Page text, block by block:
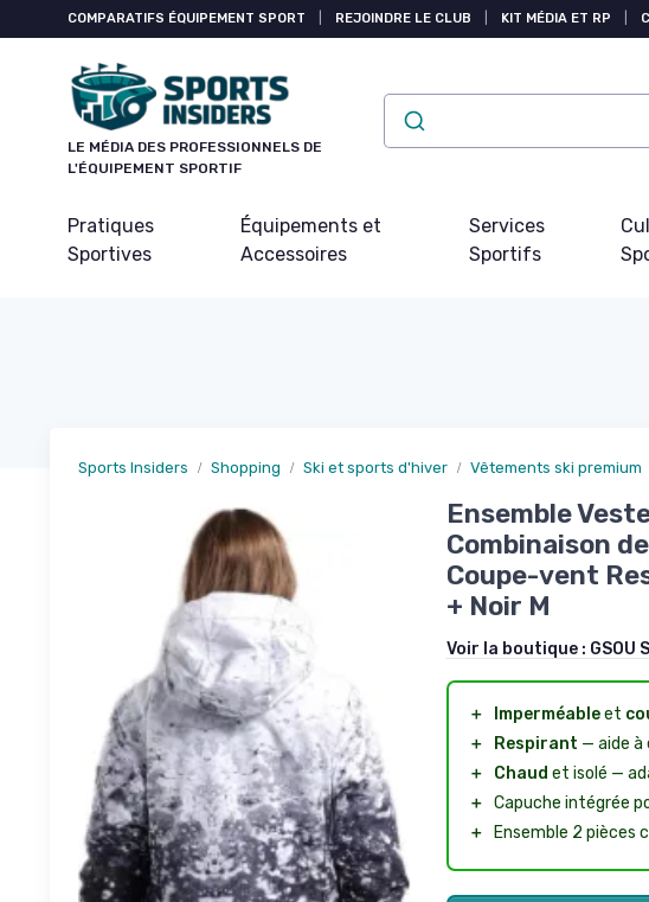
COMPARATIFS ÉQUIPEMENT SPORT REJOINDRE LE CLUB KIT MÉDIA ET RP
LE MÉDIA DES PROFESSIONNELS DE
L'ÉQUIPEMENT SPORTIF
Pratiques
Sportives
Équipements et
Accessoires
Services
Sportifs
Sports Insiders Shopping Ski et sports d'hiver Vêtements ski premium
Ensemble
Combinaison
Coupe-vent
+ Noir M
Voir la boutique : GSOU
＋ Imperméableet
＋
Respirant — aide
＋
Chaud et isolé —
＋ Capuche intégrée
＋
Ensemble 2 pièces
Panneau de gestion des cookies